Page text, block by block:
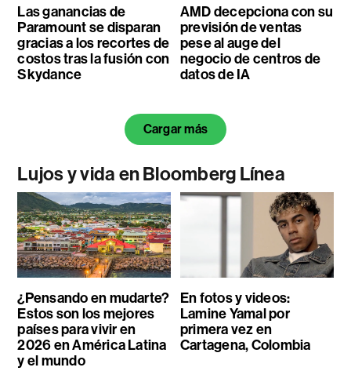
Las ganancias de
Paramount se disparan
gracias a los recortes de
costos tras la fusión con
Skydance
AMD decepciona con su
previsión de ventas
pese al auge del
negocio de centros de
datos de IA
Cargar más
Lujos y vida en Bloomberg Línea
¿Pensando en mudarte?
Estos son los mejores
países para vivir en
2026 en América Latina
y el mundo
En fotos y videos:
Lamine Yamal por
primera vez en
Cartagena, Colombia